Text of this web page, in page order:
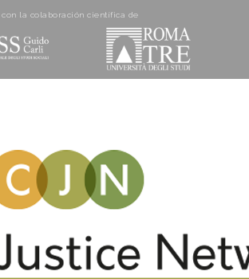
con la colaboración cientí­fica de